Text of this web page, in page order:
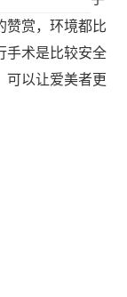
赞赏，环境都比
手术是比较安全
可以让爱美者更